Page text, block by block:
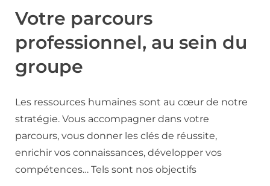
Votre parcours
professionnel, au sein du
groupe
Les ressources humaines sont au cœur de notre
stratégie. Vous accompagner dans votre
parcours, vous donner les clés de réussite,
enrichir vos connaissances, développer vos
compétences… Tels sont nos objectifs